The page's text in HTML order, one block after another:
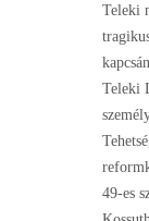
Teleki
Teleki
49-es